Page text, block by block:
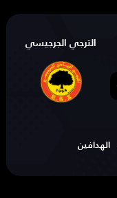
الترجي الجرجيسي
الهدافين